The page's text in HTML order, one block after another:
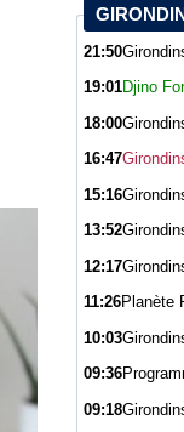
21:50
19:01Djino
18:00
16:47
15:16
13:52
12:17
11:26Planète
10:03
club
09:36
09:18